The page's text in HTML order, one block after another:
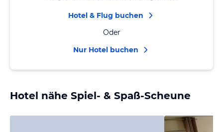
Hotel & Flug buchen
Oder
Nur Hotel buchen
Hotel nähe Spiel- & Spaß-Scheune